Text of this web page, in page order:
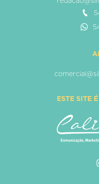
ESTE SITE